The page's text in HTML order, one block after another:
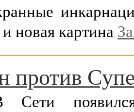
новая картина
против